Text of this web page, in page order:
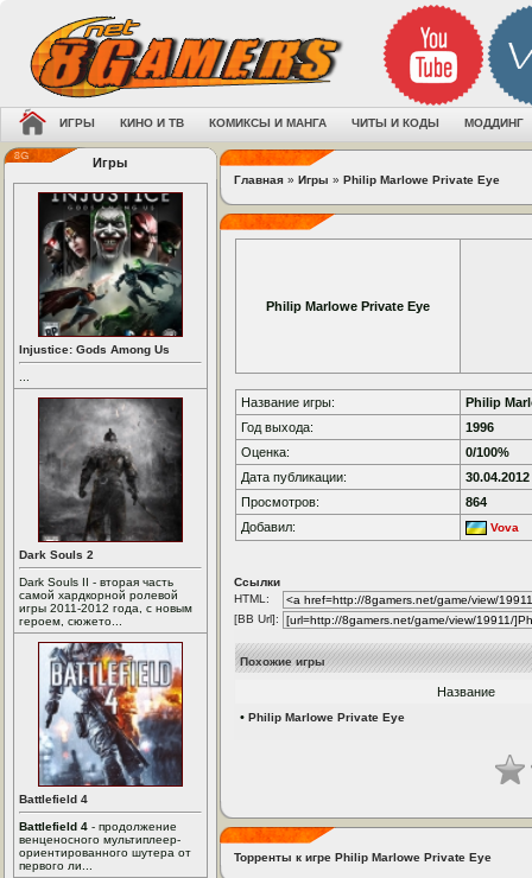
ИГРЫ КИНО И ТВ КОМИКСЫ И МАНГА ЧИТЫ И КОДЫ МОДДИНГ
Игры
Injustice: Gods Among Us
Dark Souls 2
Dark Souls II - вторая часть
самой хардкорной ролевой
игры 2011-2012 года, с новым
героем, сюжето...
Battlefield 4
Battlefield 4 - продолжение
венценосного мультиплеер-
ориентированного шутера от
первого ли...
Главная » Игры » Philip Marlowe Private Eye
Philip Marlowe Private Eye
Название игры:
Philip
Год выхода:
1996
Оценка:
0/100%
Дата публикации:
30.04.2012
Просмотров:
864
Добавил:
Vova
Ссылки
HTML:
[BB Url]:
Похожие игры
Название
• Philip Marlowe Private Eye
Торренты к игре Philip Marlowe Private Eye